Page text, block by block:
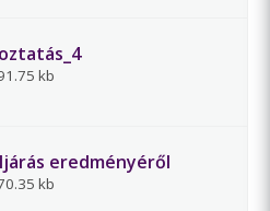
kb
eredményéről
kb